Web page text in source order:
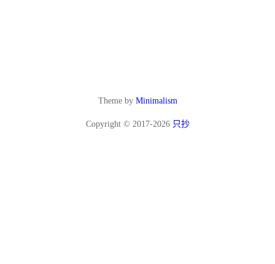
Theme by Minimalism
Copyright © 2017-2026 只抄